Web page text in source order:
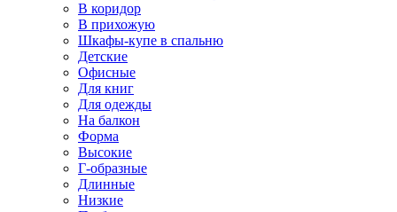
В коридор
В прихожую
Шкафы-купе в спальню
Детские
Офисные
Для книг
Для одежды
На балкон
Форма
Высокие
Г-образные
Длинные
Низкие